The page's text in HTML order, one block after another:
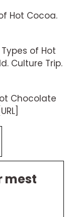
Hot Cocoa.
of Hot
Culture Trip.
Chocolate
mest